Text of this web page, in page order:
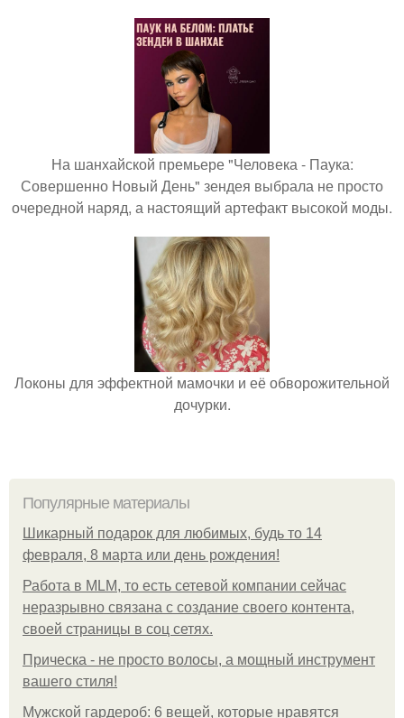
На шанхайской премьере "Человека - Паука:
Совершенно Новый День" зендея выбрала не просто
очередной наряд, а настоящий артефакт высокой моды.
Локоны для эффектной мамочки и её обворожительной
дочурки.
Популярные материалы
Шикарный подарок для любимых, будь то 14
февраля, 8 марта или день рождения!
Работа в MLM, то есть сетевой компании сейчас
неразрывно связана с создание своего контента,
своей страницы в соц сетях.
Прическа - не просто волосы, а мощный инструмент
вашего стиля!
Мужской гардероб: 6 вещей, которые нравятся